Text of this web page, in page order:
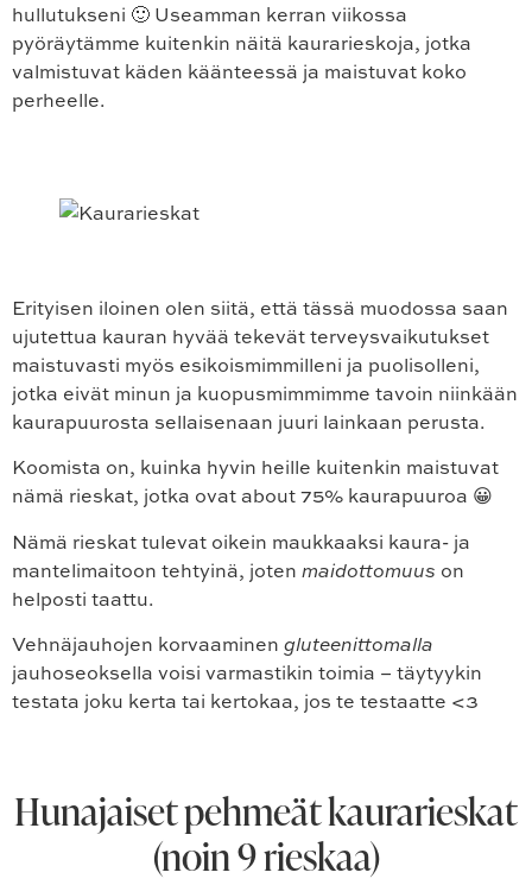
hullutukseni 🙂 Useamman kerran viikossa
pyöräytämme kuitenkin näitä kaurarieskoja, jotka
valmistuvat käden käänteessä ja maistuvat koko
perheelle.
Erityisen iloinen olen siitä, että tässä muodossa saan
ujutettua kauran hyvää tekevät terveysvaikutukset
maistuvasti myös esikoismimmilleni ja puolisolleni,
jotka eivät minun ja kuopusmimmimme tavoin niinkään
kaurapuurosta sellaisenaan juuri lainkaan perusta.
Koomista on, kuinka hyvin heille kuitenkin maistuvat
nämä rieskat, jotka ovat about 75% kaurapuuroa 😀
Nämä rieskat tulevat oikein maukkaaksi kaura- ja
mantelimaitoon tehtyinä, joten maidottomuus on
helposti taattu.
Vehnäjauhojen korvaaminen gluteenittomalla
jauhoseoksella voisi varmastikin toimia – täytyykin
testata joku kerta tai kertokaa, jos te testaatte <3
Hunajaiset pehmeät kaurarieskat
(noin 9 rieskaa)